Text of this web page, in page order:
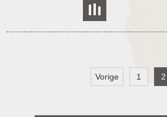
Vorige 1 2